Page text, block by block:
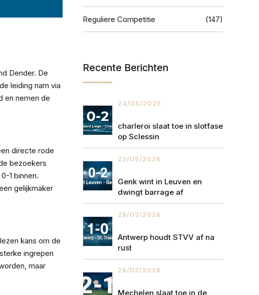
Dender. De
leiding nam via
en nemen de
directe rode
bezoekers
1 binnen.
gelijkmaker
kans om de
ingrepen
maar
Reguliere Competitie (147)
Recente Berichten
24/05/2026
charleroi slaat toe in slotfase
op Sclessin
23/05/2026
Genk wint in Leuven en
dwingt barrage af
28/02/2026
Antwerp houdt STVV af na
rust
28/02/2026
Mechelen slaat toe in de